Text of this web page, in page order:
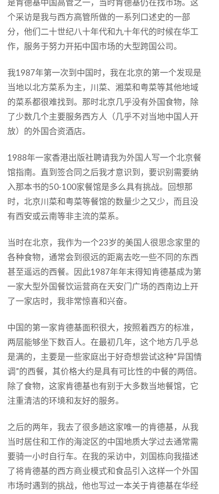
是肯德基中国高管之一，当时肯德基仍在找市场。这
个采访是我与西方高管所做的一系列口述史的一部
分，他们二十世纪八十年代和九十年代的时候在华工
作，服务于努力开拓中国市场的大型跨国公司。
我1987年第一次到中国时，我在北京的第一个发现是
当地以北方菜系为主，川菜、湘菜和粤菜等其他地域
的菜系都很难找到。那时北京几乎没有外国食物，除
了少数几个主要服务西方人（几乎不对当地中国人开
放）的外国合资酒店。
1988年一家香港出版社聘请我为外国人写一个北京餐
馆指南。直到签合同之后我才意识到，要识别需要纳
入那本书的50-100家餐馆是多么具有挑战。回想那
时，北京川菜和粤菜等餐馆的数量少之又少，而且没
有西安或云南等非主流的菜系。
当时在北京，我作为一个23岁的美国人很思念家里的
各种食物，通常会到很远的距离去吃一些不同的东西
甚至遥远的西餐。因此1987年年末得知肯德基成为第
一家大型外国餐饮运营商在天安门广场的西南边上开
了一家店时，我非常惊喜和兴奋。
中国的第一家肯德基面积很大，按照着西方的标准，
两层能够坐下数百人。在最初几年，这个地方几乎总
是满的，主要是一些家庭出于好奇想尝试这种“异国情
调”的西餐，其价格大约是具有可比性的中餐的两倍。
除了食物，这家肯德基也有别于大多数当地餐馆，它
注重清洁的环境和友好的服务。
之后的两年，我去了很多趟这家唯一的肯德基，从我
当时居住和工作的海淀区的中国地质大学过去通常需
要骑一小时自行车。在我的采访中，刘国栋向我描述
了将肯德基的西方商业模式和食品引入这样一个外国
市场时遇到的挑战，他也写过一本关于肯德基在华经